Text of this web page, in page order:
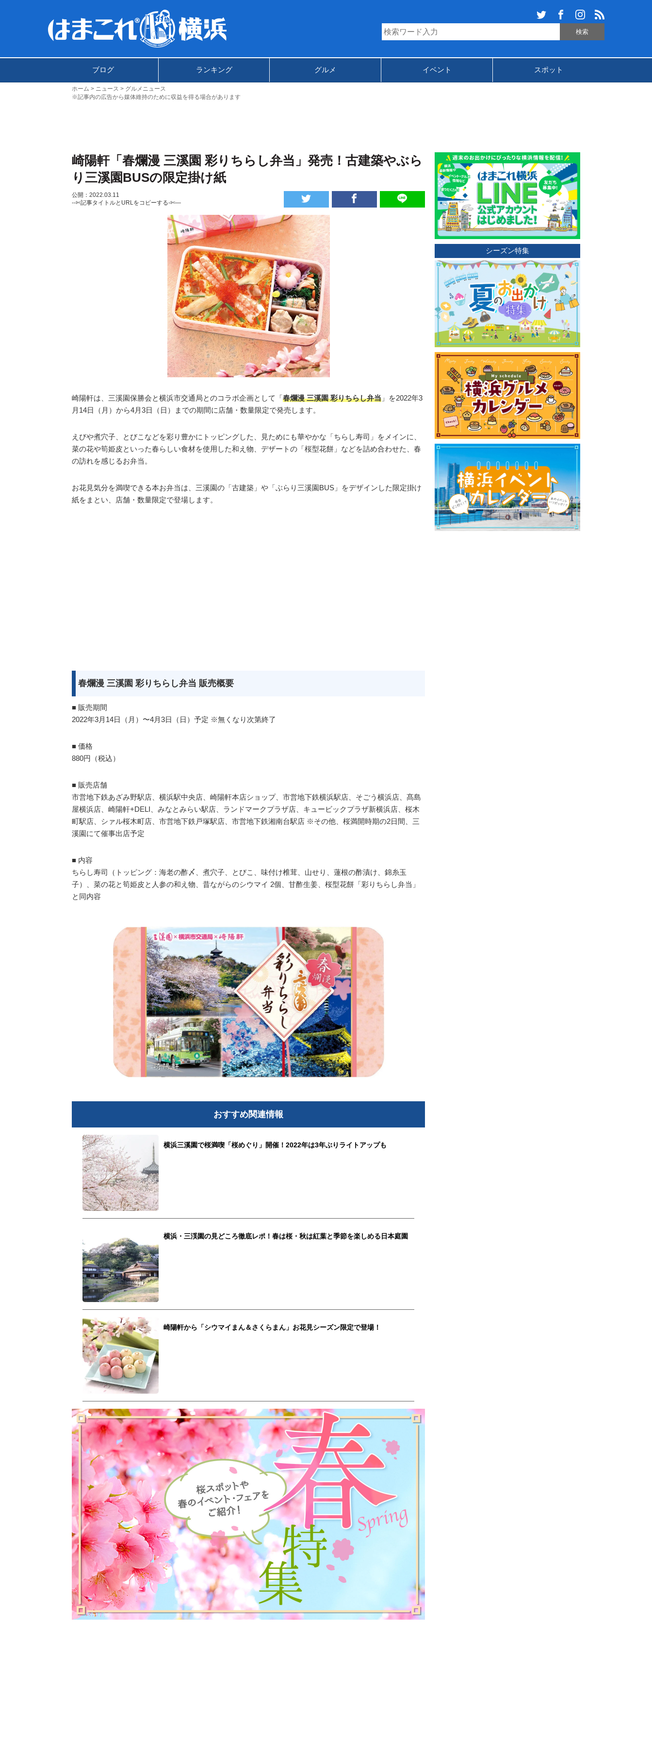
ブログ ランキング グルメ イベント スポット
ホーム ニュース
グルメニュース
※記事内の広告から媒体維持のために収益を得る場合があります
崎陽軒「春爛漫 三溪園 彩りちらし弁当」発売！古建築やぶら
り三溪園BUSの限定掛け紙
公開：2022.03.11
--✄記事タイトルとURLをコピーする-✄—
崎陽軒は、三溪園保勝会と横浜市交通局とのコラボ企画として「春爛漫 三溪園 彩りちらし弁当 」を2022年3
月14日（月）から4月3日（日）までの期間に店舗・数量限定で発売します。
えびや煮穴子、とびこなどを彩り豊かにトッピングした、見ためにも華やかな「ちらし寿司」をメインに、
菜の花や筍姫皮といった春らしい食材を使用した和え物、デザートの「桜型花餅」などを詰め合わせた、春
の訪れを感じるお弁当。
お花見気分を満喫できる本お弁当は、三溪園の「古建築」や「ぶらり三溪園BUS」をデザインした限定掛け
紙をまとい、店舗・数量限定で登場します。
春爛漫 三溪園 彩りちらし弁当 販売概要
■ 販売期間
2022年3月14日（月）〜4月3日（日）予定 ※無くなり次第終了
■ 価格
880円（税込）
■ 販売店舗
市営地下鉄あざみ野駅店、横浜駅中央店、崎陽軒本店ショップ、市営地下鉄横浜駅店、そごう横浜店、髙島
屋横浜店、崎陽軒+DELI、みなとみらい駅店、ランドマークプラザ店、キュービックプラザ新横浜店、桜木
町駅店、シァル桜木町店、市営地下鉄戸塚駅店、市営地下鉄湘南台駅店 ※その他、桜満開時期の2日間、三
溪園にて催事出店予定
■ 内容
ちらし寿司（トッピング：海老の酢〆、煮穴子、とびこ、味付け椎茸、山せり、蓮根の酢漬け、錦糸玉
子）、菜の花と筍姫皮と人参の和え物、昔ながらのシウマイ 2個、甘酢生姜、桜型花餅「彩りちらし弁当」
と同内容
おすすめ関連情報
横浜三溪園で桜満喫「桜めぐり」開催！2022年は3年ぶりライトアップも
横浜・三渓園の見どころ徹底レポ！春は桜・秋は紅葉と季節を楽しめる日本庭園
崎陽軒から「シウマイまん＆さくらまん」お花見シーズン限定で登場！
シーズン特集